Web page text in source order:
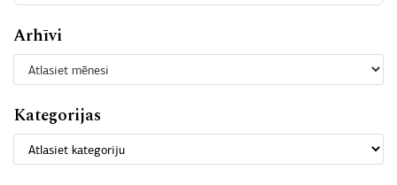
Arhīvi
Kategorijas